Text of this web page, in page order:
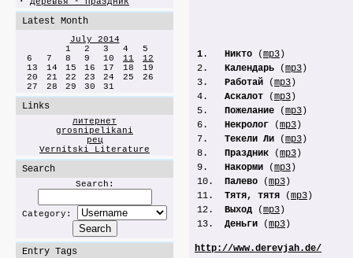
Latest Month
July 2014
1
2 3 4
5
6
7 8 9 10 11
12
13
14 15 16 17 18
19
20
21 22 23 24 25
26
27
28 29 30 31
Links
литернет
grosnipelikani
рец
Vernitski Literature
Search
Search:
Category:
Entry Tags
1 . Никто (mp3 )
2.
Календарь (mp3 )
3.
Работай (mp3 )
4. Аскалот (mp3 )
5.
Пожелание (mp3 )
6.
Некролог (mp3 )
7.
Текели Ли (mp3 )
8.
Праздник (mp3 )
9.
Накорми (mp3 )
10.
Палево (mp3 )
11.
Тятя, тятя (mp3 )
12.
Выход (mp3 )
13. Деньги (mp3 )
http://www.derevjah.de/